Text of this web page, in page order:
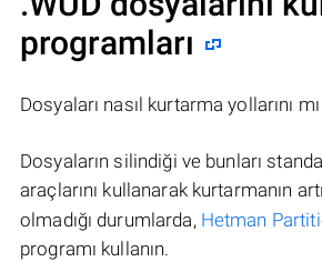
programları
Dosyaları nasıl kurtarma yollarını
Dosyaların silindiği ve bunları
araçlarını kullanarak kurtarmanın
olmadığı durumlarda, Hetman
programı kullanın.